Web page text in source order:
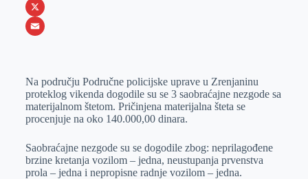
b
o
s
e
e
r
n
k
I
n
i
b
W
h
s
A
p
p
X
a
i
l
Na području Područne policijske uprave u Zrenjaninu
proteklog vikenda dogodile su se 3 saobraćajne nezgode sa
materijalnom štetom. Pričinjena materijalna šteta se
procenjuje na oko 140.000,00 dinara.
Saobraćajne nezgode su se dogodile zbog: neprilagođene
brzine kretanja vozilom – jedna, neustupanja prvenstva
prola – jedna i nepropisne radnje vozilom – jedna.